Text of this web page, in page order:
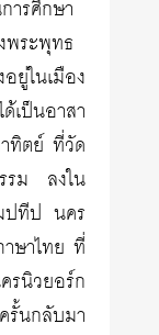
ารศึกษา
พระพุทธ
ในเมือง
เป็นอาสา
ทิตย์ ที่วัด
รม ลงใน
ปทีป นคร
ษาไทย ที่
รนิวยอร์ก
นกลับมา